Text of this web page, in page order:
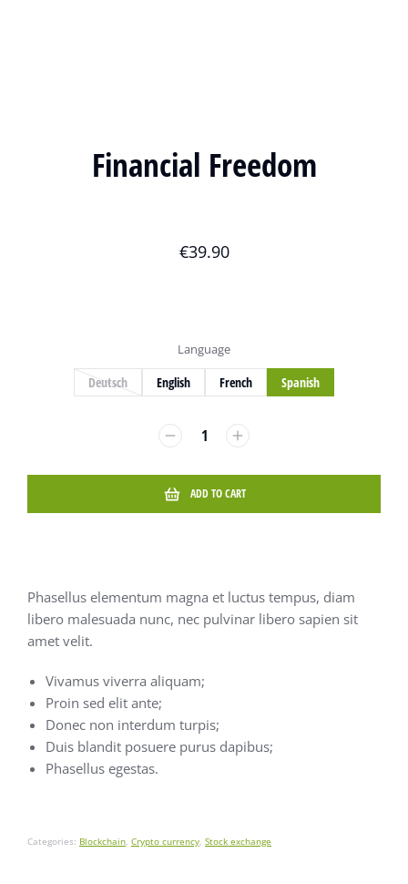
Financial Freedom
€39.90
Language
Deutsch English French Spanish
ADD TO CART
Phasellus elementum magna et luctus tempus, diam
libero malesuada nunc, nec pulvinar libero sapien sit
amet velit.
Vivamus viverra aliquam;
Proin sed elit ante;
Donec non interdum turpis;
Duis blandit posuere purus dapibus;
Phasellus egestas.
Categories: Blockchain, Crypto currency, Stock exchange